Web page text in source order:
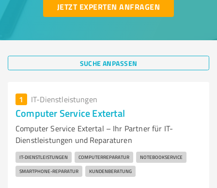
JETZT EXPERTEN ANFRAGEN
SUCHE ANPASSEN
1 IT-Dienstleistungen
Computer Service Extertal
Computer Service Extertal – Ihr Partner für IT-
Dienstleistungen und Reparaturen
IT-DIENSTLEISTUNGEN COMPUTERREPARATUR NOTEBOOKSERVICE
SMARTPHONE-REPARATUR KUNDENBERATUNG